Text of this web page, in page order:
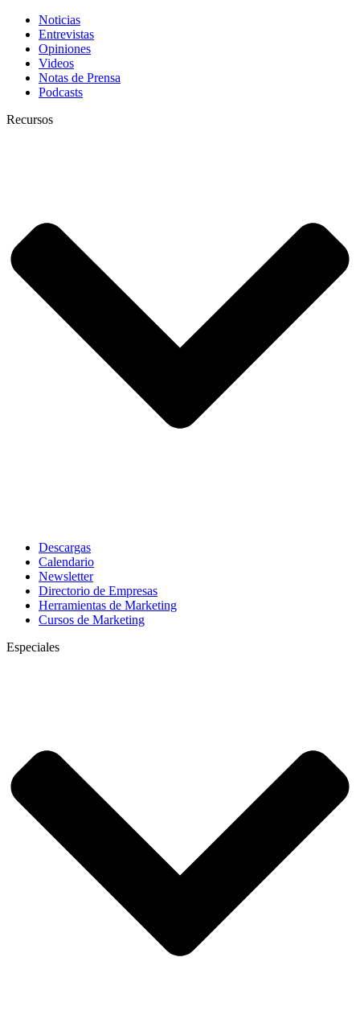
Noticias
Entrevistas
Opiniones
Videos
Notas de Prensa
Podcasts
Recursos
Descargas
Calendario
Newsletter
Directorio de Empresas
Herramientas de Marketing
Cursos de Marketing
Especiales